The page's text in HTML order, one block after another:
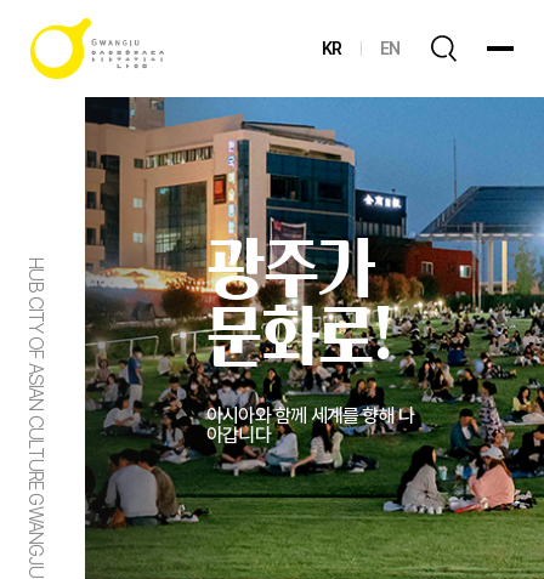
KR EN
HUB CITY OF ASIAN CULTURE GWANGJU
광주가
문화로!
아시아와 함께 세계를 향해 나
아갑니다